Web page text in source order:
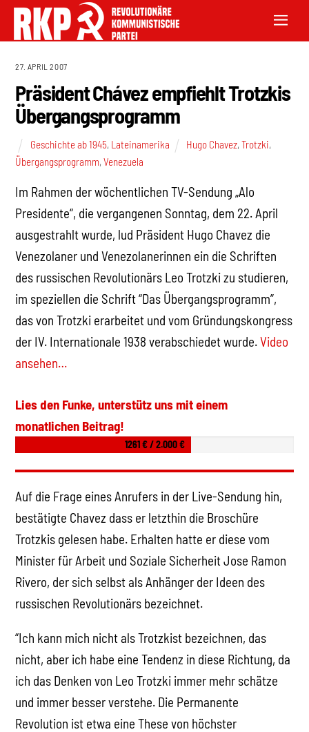
27. APRIL 2007
Präsident Chávez empfiehlt Trotzkis
Übergangsprogramm
Geschichte ab 1945, Lateinamerika Hugo Chavez,Trotzki,
Übergangsprogramm,Venezuela
Im Rahmen der wöchentlichen TV-Sendung „Alo
Presidente“, die vergangenen Sonntag, dem 22. April
ausgestrahlt wurde, lud Präsident Hugo Chavez die
Venezolaner und Venezolanerinnen ein die Schriften
des russischen Revolutionärs Leo Trotzki zu studieren,
im speziellen die Schrift “Das Übergangsprogramm”,
das von Trotzki erarbeitet und vom Gründungskongress
der IV. Internationale 1938 verabschiedet wurde.Video
ansehen…
Lies den Funke, unterstütz uns mit einem
monatlichen Beitrag!
1261 € / 2.000 €
Auf die Frage eines Anrufers in der Live-Sendung hin,
bestätigte Chavez dass er letzthin die Broschüre
Trotzkis gelesen habe. Erhalten hatte er diese vom
Minister für Arbeit und Soziale Sicherheit Jose Ramon
Rivero, der sich selbst als Anhänger der Ideen des
russischen Revolutionärs bezeichnet.
“Ich kann mich nicht als Trotzkist bezeichnen, das
nicht, aber ich habe eine Tendenz in diese Richtung, da
ich das Denken von Leo Trotzki immer mehr schätze
und immer besser verstehe. Die Permanente
Revolution ist etwa eine These von höchster